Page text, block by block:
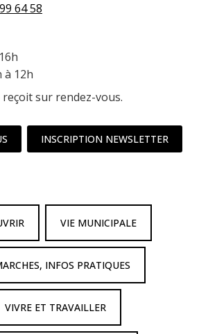
64 58
à 12h
sur rendez-vous.
INSCRIPTION NEWSLETTER
VIE MUNICIPALE
INFOS PRATIQUES
VIVRE ET TRAVAILLER